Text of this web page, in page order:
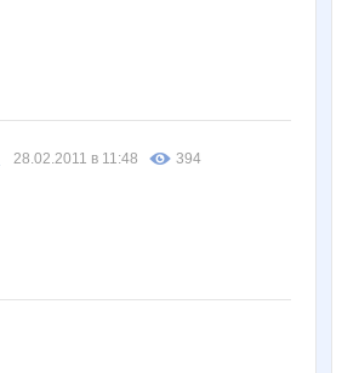
28.02.2011 в 11:48
394